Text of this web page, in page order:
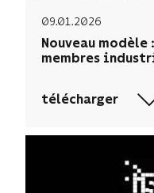
09.01.2026
Nouveau modèle
membres
télécharger